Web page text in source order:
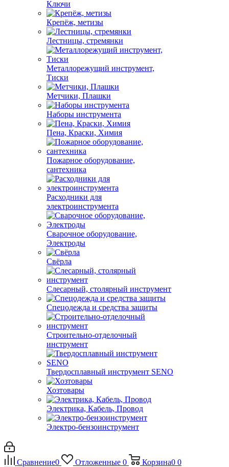
Ключи
Крепёж, метизы
Лестницы, стремянки
Металлорежущий инструмент,
Тиски
Метчики, Плашки
Наборы инструмента
Пена, Краски, Химия
Пожарное оборудование,
сантехника
Расходники для
электроинструмента
Сварочное оборудование,
Электроды
Свёрла
Слесарный, столярный инструмент
Спецодежда и средства защиты
Строительно-отделочный
инструмент
Твердосплавный инструмент SENO
Хозтовары
Электрика, Кабель, Провод
Электро-бензоинструмент
Сравнение0 Отложенные 0 Корзина0 0